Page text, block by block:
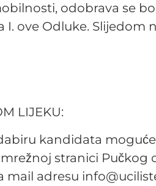
odobrava se
I. ove Odluke. Slijedom
LIJEKU:
kandidata
stranici Pučkog
mail adresu